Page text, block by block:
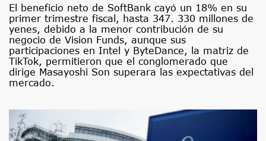
El beneficio neto de SoftBank cayó un 18% en su
primer trimestre fiscal, hasta 347. 330 millones de
yenes, debido a la menor contribución de su
negocio de Vision Funds, aunque sus
participaciones en Intel y ByteDance, la matriz de
TikTok, permitieron que el conglomerado que
dirige Masayoshi Son superara las expectativas del
mercado.